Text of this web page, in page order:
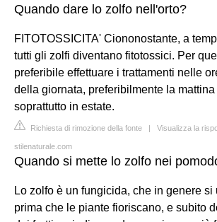
Quando dare lo zolfo nell'orto?
FITOTOSSICITA' Ciononostante, a
tutti gli zolfi diventano fitotossici. Per
preferibile effettuare i trattamenti nelle
della giornata, preferibilmente la mattina
soprattutto in estate.
Richiesta di rimozione della fonte | Visualizza la
stilenaturale.com
Quando si mette lo zolfo nei
Lo zolfo è un fungicida, che in genere
prima che le piante fioriscano, e subito